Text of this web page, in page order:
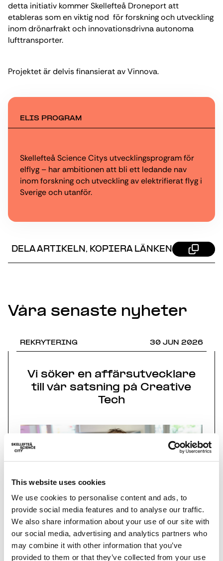
This website uses cookies
We use cookies to personalise content and ads, to
provide social media features and to analyse our traffic.
We also share information about your use of our site with
our social media, advertising and analytics partners who
may combine it with other information that you’ve
provided to them or that they’ve collected from your use
detta initiativ kommer Skellefteå Droneport att
etableras som en viktig nod för forskning och utveckling
inom drönarfrakt och innovationsdrivna autonoma
lufttransporter.
Projektet är delvis finansierat av Vinnova.
ELIS PROGRAM
Skellefteå Science Citys utvecklingsprogram för
elflyg – har ambitionen att bli ett ledande nav
inom forskning och utveckling av elektrifierat flyg i
Sverige och utanför.
DELA ARTIKELN, KOPIERA LÄNKEN
Våra senaste nyheter
REKRYTERING 30 JUN 2026
Vi söker en affärsutvecklare
till vår satsning på Creative
Tech
Vill du hjälpa spelbolag och kreativa